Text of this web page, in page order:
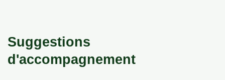
Suggestions
d'accompagnement